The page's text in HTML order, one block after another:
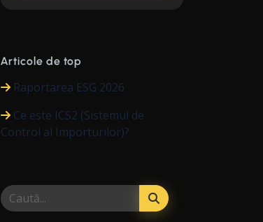
Articole de top
Raportarea ESG 2026
Ce este ICS2 (Sistemul de
Control al Importurilor)?